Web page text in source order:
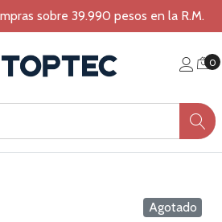
sobre 39.990 pesos en la R.M.
0
Agotado